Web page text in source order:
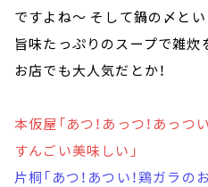
ですよね～ そして鍋の〆と
旨味たっぷりのスープで雑炊
お店でも大人気だとか！
本仮屋「あつ！あっつ！あっ
すんごい美味しい」
片桐「あつ！あつい！鶏ガラ